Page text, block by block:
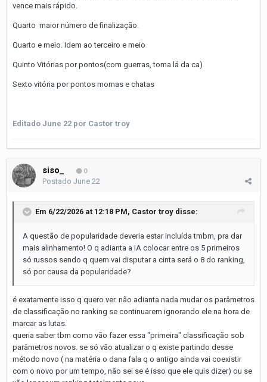
vence mais rápido.
Quarto maior número de finalização.
Quarto e meio. Idem ao terceiro e meio
Quinto Vitórias por pontos(com guerras, toma lá da ca)
Sexto vitória por pontos mornas e chatas
Editado June 22 por Castor troy
siso_ 0
Postado June 22
Em 6/22/2026 at 12:18 PM, Castor troy disse:
A questão de popularidade deveria estar incluída tmbm, pra dar
mais alinhamento! O q adianta a IA colocar entre os 5 primeiros
só russos sendo q quem vai disputar a cinta será o 8 do ranking,
só por causa da popularidade?
é exatamente isso q quero ver. não adianta nada mudar os parâmetros
de classificação no ranking se continuarem ignorando ele na hora de
marcar as lutas.
queria saber tbm como vão fazer essa "primeira" classificação sob
parâmetros novos. se só vão atualizar o q existe partindo desse
método novo ( na matéria o dana fala q o antigo ainda vai coexistir
com o novo por um tempo, não sei se é isso que ele quis dizer) ou se